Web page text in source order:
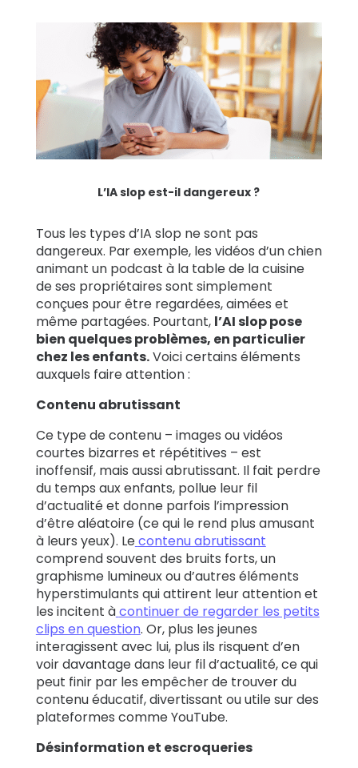
L’IA slop est-il dangereux ?
Tous les types d’IA slop ne sont pas
dangereux. Par exemple, les vidéos d’un chien
animant un podcast à la table de la cuisine
de ses propriétaires sont simplement
conçues pour être regardées, aimées et
même partagées. Pourtant, l’AI slop pose
bien quelques problèmes, en particulier
chez les enfants.Voici certains éléments
auxquels faire attention :
Contenu abrutissant
Ce type de contenu – images ou vidéos
courtes bizarres et répétitives – est
inoffensif, mais aussi abrutissant. Il fait perdre
du temps aux enfants, pollue leur fil
d’actualité et donne parfois l’impression
d’être aléatoire (ce qui le rend plus amusant
à leurs yeux). Lecontenu abrutissant
comprend souvent des bruits forts, un
graphisme lumineux ou d’autres éléments
hyperstimulants qui attirent leur attention et
les incitent àcontinuer de regarder les petits
clips en question. Or, plus les jeunes
interagissent avec lui, plus ils risquent d’en
voir davantage dans leur fil d’actualité, ce qui
peut finir par les empêcher de trouver du
contenu éducatif, divertissant ou utile sur des
plateformes comme YouTube.
Désinformation et escroqueries